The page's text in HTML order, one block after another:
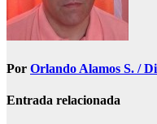
Por Orlando Alamos S. /
Entrada relacionada